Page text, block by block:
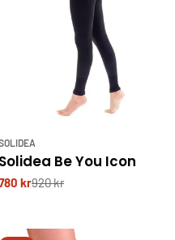
Solidea Be You Icon
kr920 kr